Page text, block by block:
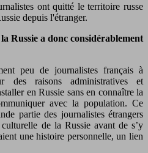
ont quitté le territoire russe
depuis l'étranger.
Russie a donc considérablement
peu de journalistes français à
des raisons administratives et
en Russie sans en connaître la
avec la population. Ce
partie des journalistes étrangers
de la Russie avant de s’y
une histoire personnelle, un lien